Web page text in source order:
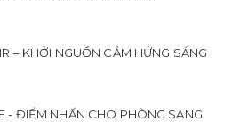
– KHỞI NGUỒN CẢM HỨNG SÁNG
- ĐIỂM NHẤN CHO PHÒNG SANG